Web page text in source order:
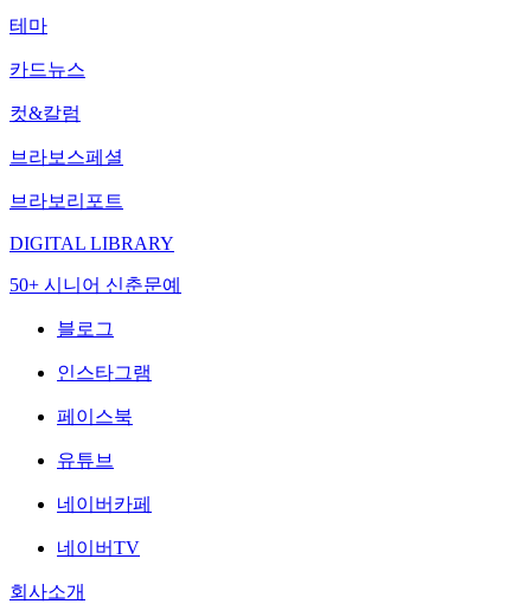
테마
카드뉴스
컷&칼럼
브라보스페셜
브라보리포트
DIGITAL LIBRARY
50+ 시니어 신춘문예
블로그
인스타그램
페이스북
유튜브
네이버카페
네이버TV
회사소개